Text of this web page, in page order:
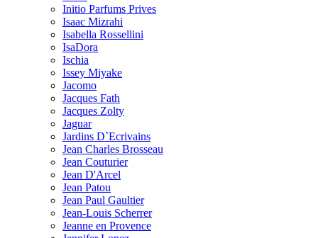
Initio Parfums Prives
Isaac Mizrahi
Isabella Rossellini
IsaDora
Ischia
Issey Miyake
Jacomo
Jacques Fath
Jacques Zolty
Jaguar
Jardins D`Ecrivains
Jean Charles Brosseau
Jean Couturier
Jean D'Arcel
Jean Patou
Jean Paul Gaultier
Jean-Louis Scherrer
Jeanne en Provence